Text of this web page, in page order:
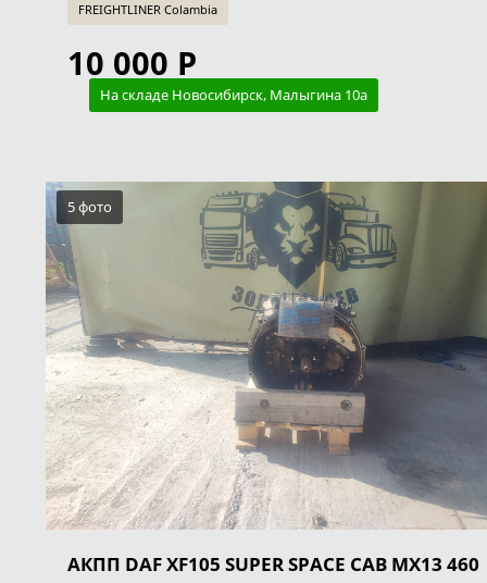
FREIGHTLINER Colambia
10 000 Р
На складе Новосибирск, Малыгина 10а
5 фото
АКПП DAF XF105 SUPER SPACE CAB MX13 460